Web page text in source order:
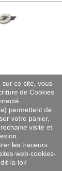
sur ce site, vous
de Cookies
permettent de
votre panier,
visite et
les traceurs:
web-cookies-
la-loi/